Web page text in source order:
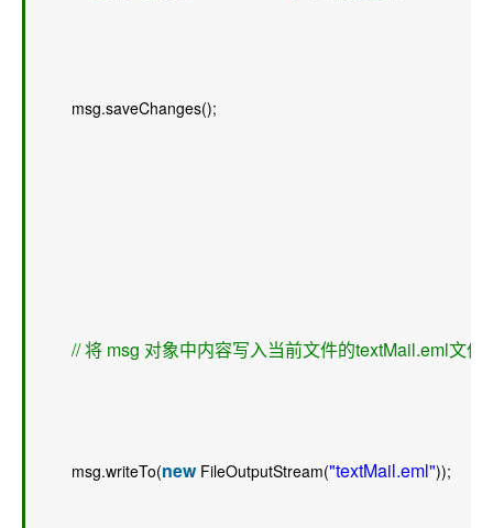
msg.saveChanges();
// 将 msg 对象中内容写入当前文件的textMail.eml文
msg.writeTo(new FileOutputStream("textMail.eml"));